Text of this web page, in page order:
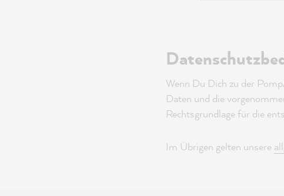
Wenn Du Dich zu der
Daten und die
Rechtsgrundlage für die
Im Übrigen gelten unsere